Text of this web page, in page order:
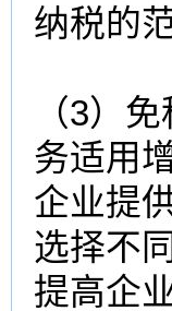
纳税的
（3）
务适用
企业提
选择不
提高企